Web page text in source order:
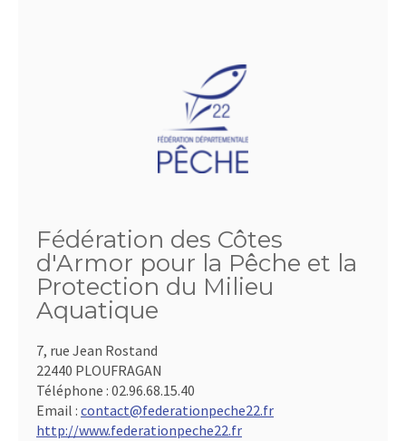
Fédération des Côtes
d'Armor pour la Pêche et la
Protection du Milieu
Aquatique
7, rue Jean Rostand
22440 PLOUFRAGAN
Téléphone : 02.96.68.15.40
Email : contact@federationpeche22.fr
http://www.federationpeche22.fr